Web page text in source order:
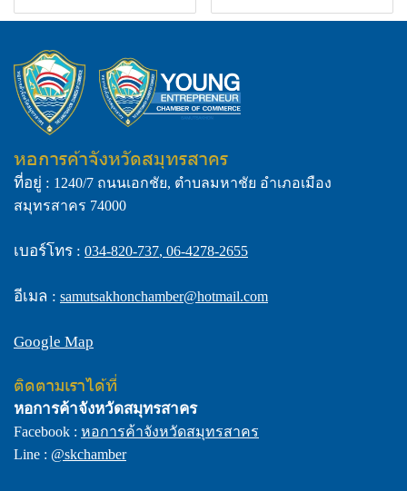
หอการค้าจังหวัดสมุทรสาคร
ที่อยู่ : 1240/7 ถนนเอกชัย, ตำบลมหาชัย อำเภอเมือง
สมุทรสาคร 74000
เบอร์โทร : 034-820-737, 06-4278-2655
อีเมล : samutsakhonchamber@hotmail.com
Google Map
ติดตามเราได้ที่
หอการค้าจังหวัดสมุทรสาคร
Facebook : หอการค้าจังหวัดสมุทรสาคร
Line : @skchamber